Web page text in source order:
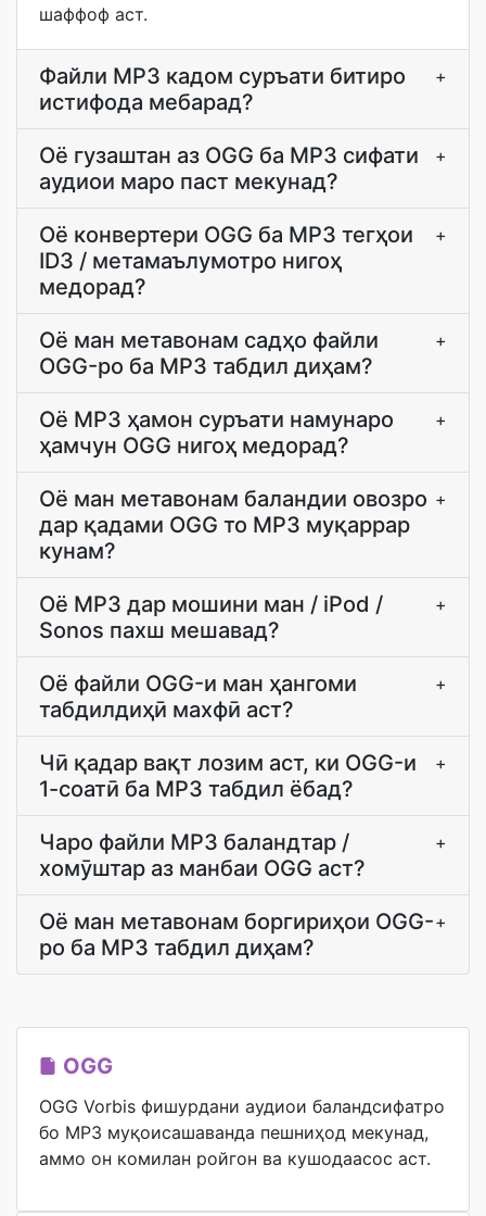
шаффоф аст.
Файли MP3 кадом суръати битиро
истифода мебарад?
+
Оё гузаштан аз OGG ба MP3 сифати
аудиои маро паст мекунад?
+
Оё конвертери OGG ба MP3 тегҳои
ID3 / метамаълумотро нигоҳ
медорад?
+
Оё ман метавонам садҳо файли
OGG-ро ба MP3 табдил диҳам?
+
Оё MP3 ҳамон суръати намунаро
ҳамчун OGG нигоҳ медорад?
+
Оё ман метавонам баландии овозро
дар қадами OGG то MP3 муқаррар
кунам?
+
Оё MP3 дар мошини ман / iPod /
Sonos пахш мешавад?
+
Оё файли OGG-и ман ҳангоми
табдилдиҳӣ махфӣ аст?
+
Чӣ қадар вақт лозим аст, ки OGG-и
1-соатӣ ба MP3 табдил ёбад?
+
Чаро файли MP3 баландтар /
хомӯштар аз манбаи OGG аст?
+
Оё ман метавонам боргириҳои OGG-
ро ба MP3 табдил диҳам?
+
OGG
OGG Vorbis фишурдани аудиои баландсифатро
бо MP3 муқоисашаванда пешниҳод мекунад,
аммо он комилан ройгон ва кушодаасос аст.